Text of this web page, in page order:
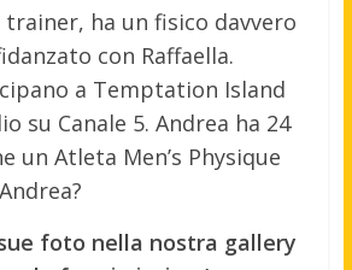
trainer, ha un fisico davvero
con Raffaella.
a Temptation Island
su Canale 5. Andrea ha 24
un Atleta Men’s Physique
foto nella nostra gallery